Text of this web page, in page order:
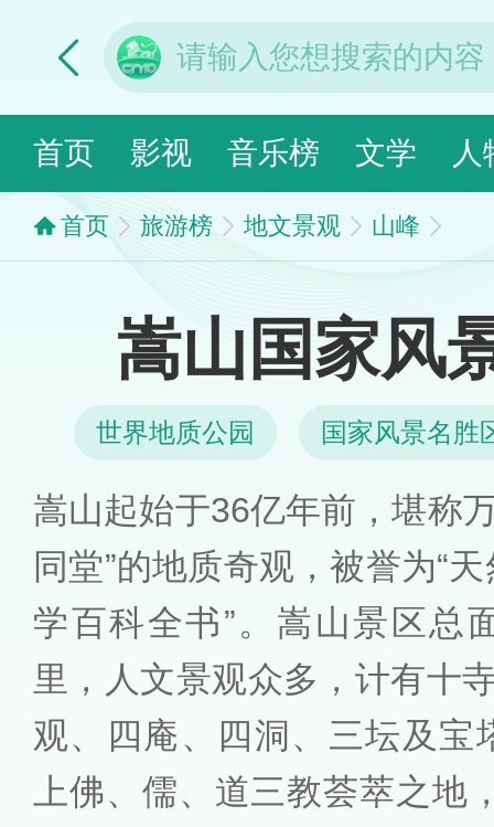
首页 影视 音乐榜 文学 人
首页 旅游榜 地文景观 山峰
嵩山国家风
世界地质公园
国家风景名胜
国家地质公园
嵩山起始于36亿年前，堪称
同堂”的地质奇观，被誉为“
学百科全书”。嵩山景区总
里，人文景观众多，计有十
观、四庵、四洞、三坛及宝
上佛、儒、道三教荟萃之地